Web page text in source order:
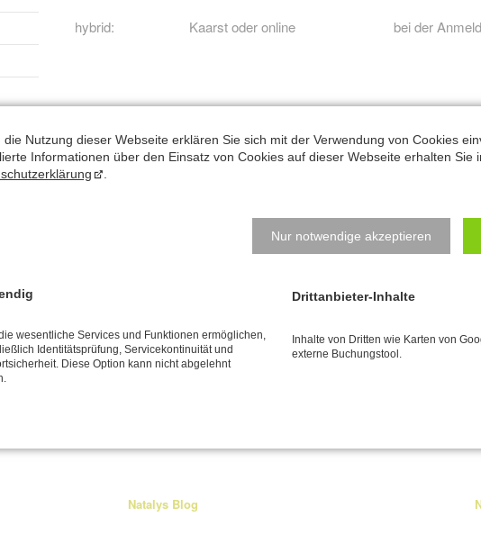
hybrid:
Kaarst oder online bei der
Konditionen:
Natalys Blog
die Nutzung dieser Webseite erklären Sie sich mit der Verwendung von Cookies
Informationen über den Einsatz von Cookies auf dieser Webseite erhalten Sie
Nur notwendige akzeptieren
wesentliche Services und Funktionen ermöglichen,
Identitätsprüfung, Servicekontinuität und
Diese Option kann nicht abgelehnt
Drittanbieter-Inhalte
Inhalte von Dritten wie Karten von
externe Buchungstool.